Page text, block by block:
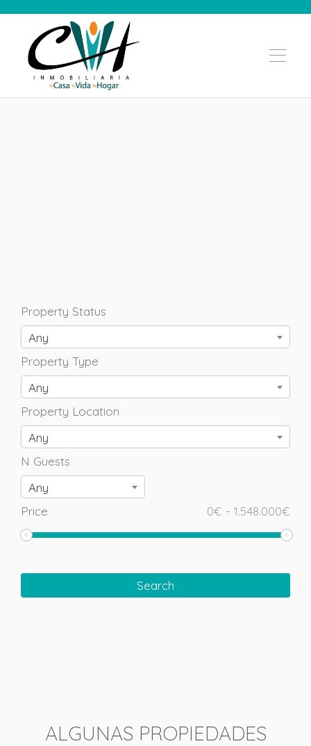
Property Status
Any
Property Type
Any
Property Location
Any
N Guests
Any
Price
0€ - 1.548.000€
ALGUNAS PROPIEDADES